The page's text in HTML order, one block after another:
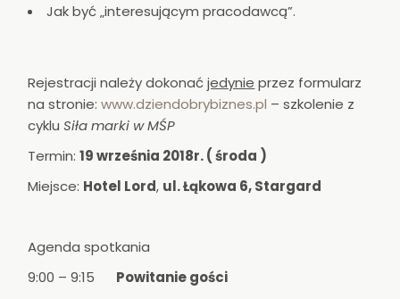
Jak być „interesującym pracodawcą”.
Rejestracji należy dokonaćjedynie przez formularz
na stronie:www.dziendobrybiznes.pl – szkolenie z
cykluSiła marki w MŚP
Termin:19 września 2018r. ( środa )
Miejsce: Hotel Lord, ul. Łąkowa 6, Stargard
Agenda spotkania
9:00 – 9:15 Powitanie gości